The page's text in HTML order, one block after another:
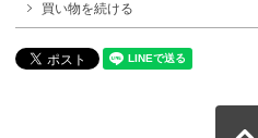
買い物を続ける